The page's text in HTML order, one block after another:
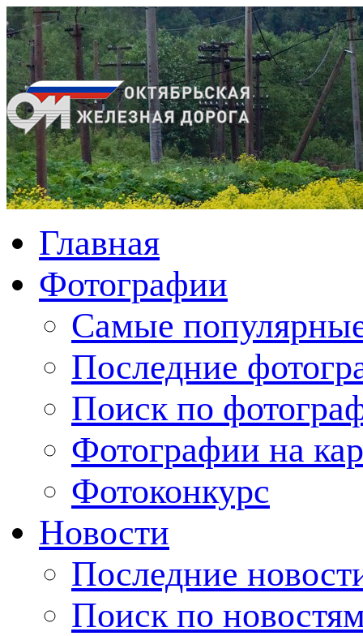
Главная
Фотографии
Cамые
Последние
Поиск по
Фотографии на
Фотоконкурс
Новости
Последние
Поиск по